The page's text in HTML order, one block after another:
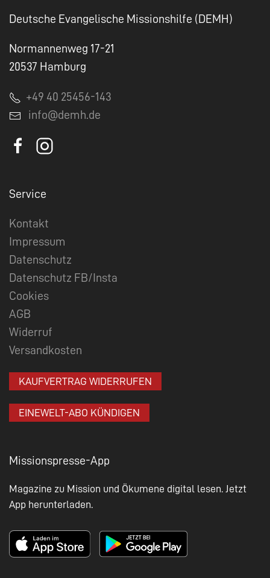
Deutsche Evangelische Missionshilfe (DEMH)
Normannenweg 17-21
20537 Hamburg
+49 40 25456-143
info@demh.de
Service
Kontakt
Impressum
Datenschutz
Datenschutz FB/Insta
Cookies
AGB
Widerruf
Versandkosten
KAUFVERTRAG WIDERRUFEN
EINEWELT-ABO KÜNDIGEN
Missionspresse-App
Magazine zu Mission und Ökumene digital lesen. Jetzt
App herunterladen.